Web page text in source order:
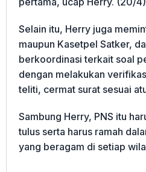
Selain itu, Herry juga
maupun Kasetpel Satker,
berkoordinasi terkait soal
dengan melakukan
teliti, cermat surat sesuai
Sambung Herry, PNS itu
tulus serta harus ramah
yang beragam di setiap